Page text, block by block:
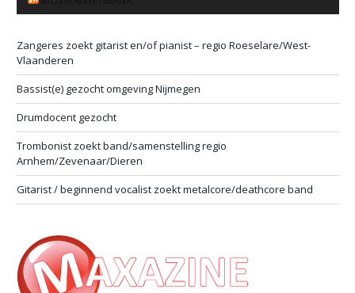
Zangeres zoekt gitarist en/of pianist – regio Roeselare/West-
Vlaanderen
Bassist(e) gezocht omgeving Nijmegen
Drumdocent gezocht
Trombonist zoekt band/samenstelling regio
Arnhem/Zevenaar/Dieren
Gitarist / beginnend vocalist zoekt metalcore/deathcore band